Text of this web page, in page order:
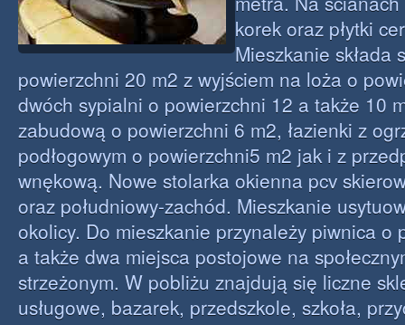
korek oraz płytki
Mieszkanie składa
powierzchni 20 m2 z wyjściem na loża o
dwóch sypialni o powierzchni 12 a także 10
zabudową o powierzchni 6 m2, łazienki z
podłogowym o powierzchni5 m2 jak i z
wnękową. Nowe stolarka okienna pcv
oraz południowy-zachód. Mieszkanie
okolicy. Do mieszkanie przynależy piwnica o
a także dwa miejsca postojowe na
strzeżonym. W pobliżu znajdują się liczne
usługowe, bazarek, przedszkole, szkoła,